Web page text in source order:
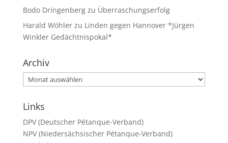
Bodo Dringenbergzu Überraschungserfolg
Harald Wöhlerzu Linden gegen Hannover *Jürgen
Winkler Gedächtnispokal*
Archiv
Archiv
Links
DPV (Deutscher Pétanque-Verband)
NPV (Niedersächsischer Pétanque-Verband)